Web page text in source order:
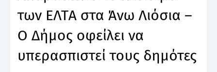
των ΕΛΤΑ στα Άνω Λιόσια –
Ο Δήμος οφείλει να
υπερασπιστεί τους δημότες